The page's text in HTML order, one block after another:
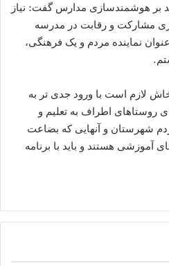
بر هوشمندسازی مدارس گفت: نیاز
مشارکت و رقابت در مدرسه
نماینده مردم و یک فرهنگی،
لازم است با ورود جدی تر به
روستاهای اطراف به تعلیم و
شهرستان و آنهایی که بضاعت
آموزشی هستند و باید با برنامه